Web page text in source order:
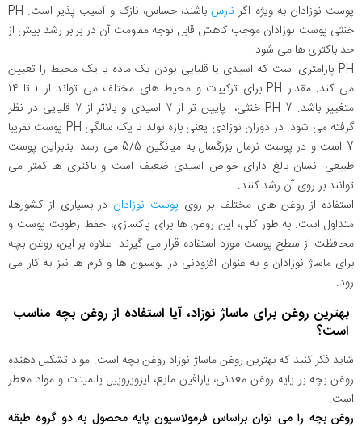
پوست نوزادان به ویژه اگر نارس
باشند، حساس، نازک و آسیب پذیر است. PH
خنثی پوست نوزادان موجب کاهش قابل توجه مقاومت آن در برابر رشد بیش از
حد باکتری ها می شود.
PH پارامتری است که اسیدی یا قلیایی بودن یک ماده یا یک محیط را تعیین
می کند. مقدار PH برای ترکیبات و محیط های مختلف می تواند از ۱ تا ۱۴
متغییر باشد. PH 7 خنثی، پایین تر از ۷ اسیدی و بالاتر از ۷ قلیایی در نظر
گرفته می شود. در دوران نوزادی یعنی بازه تولد تا یک سالگی PH پوست تقریبا
7 است و در پوست نرمال بزرگسال به میانگین 5/5 می رسد. بنابراین پوست
طبیعی انسان بالغ دارای خواص اسیدی ضعیف است و باکتری ها کمتر می
توانند بر روی آن رشد کنند.
استفاده از روغن های مختلف بر روی پوست نوزادان در بسیاری از کشورها،
متداول است. به طور کلی، این روغن ها برای پاکسازی، حفظ رطوبت پوست و
محافظت از سطح پوست مورد استفاده قرار می گیرند. علاوه بر این، روغن بچه
برای ماساژ نوزادان و به عنوان افزودنی در لوسیون ها و کرم ها نیز به کار می
رود.
بهترین روغن برای ماساژ نوزاد، آیا استفاده از روغن بچه مناسب
است؟
شاید فکر کنید که بهترین روغن ماساژ نوزاد روغن بچه است. مواد تشکیل دهنده
روغن بچه بر پایه روغن معدنی، پارافین مایع، ایزوپروپیل پالمیتات و مواد معطر
است.
روغن بچه را می توان براساس فرمولاسیون پایه محصول به دو گروه طبقه